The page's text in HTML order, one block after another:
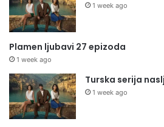
1 week ago
Plamen ljubavi 27 epizoda
1 week ago
Turska serija
1 week ago